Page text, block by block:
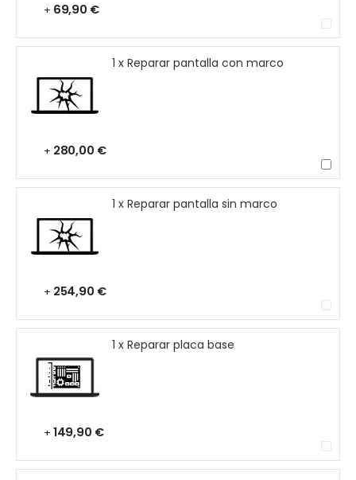
+ 69,90 €
1 x Reparar pantalla con marco
+ 280,00 €
1 x Reparar pantalla sin marco
+ 254,90 €
1 x Reparar placa base
+ 149,90 €